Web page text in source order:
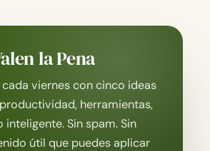
la Pena
viernes con cinco ideas
herramientas,
Sin spam. Sin
útil que puedes aplicar